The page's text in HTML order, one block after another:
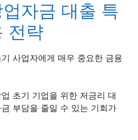
자금 대출 특
전략
사업자에게 매우 중요한 금융
초기 기업을 위한 저금리 대
부담을 줄일 수 있는 기회가